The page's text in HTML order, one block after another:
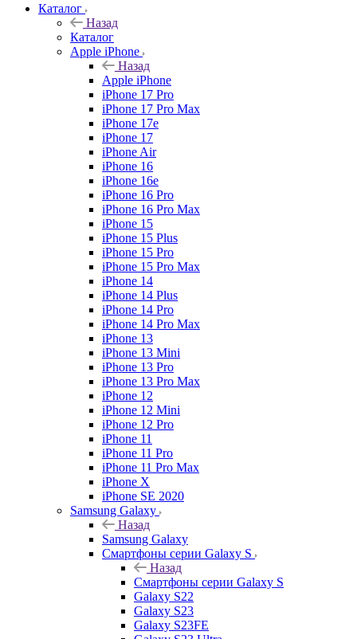
Каталог
Назад
Каталог
Apple iPhone
Назад
Apple iPhone
iPhone 17 Pro
iPhone 17 Pro Max
iPhone 17e
iPhone 17
iPhone Air
iPhone 16
iPhone 16e
iPhone 16 Pro
iPhone 16 Pro Max
iPhone 15
iPhone 15 Plus
iPhone 15 Pro
iPhone 15 Pro Max
iPhone 14
iPhone 14 Plus
iPhone 14 Pro
iPhone 14 Pro Max
iPhone 13
iPhone 13 Mini
iPhone 13 Pro
iPhone 13 Pro Max
iPhone 12
iPhone 12 Mini
iPhone 12 Pro
iPhone 11
iPhone 11 Pro
iPhone 11 Pro Max
iPhone X
iPhone SE 2020
Samsung Galaxy
Назад
Samsung Galaxy
Смартфоны серии Galaxy S
Назад
Смартфоны серии Galaxy S
Galaxy S22
Galaxy S23
Galaxy S23FE